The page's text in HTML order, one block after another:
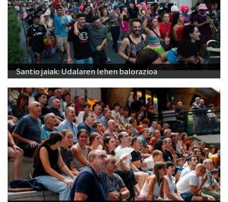
Santio jaiak: Udalaren lehen balorazioa